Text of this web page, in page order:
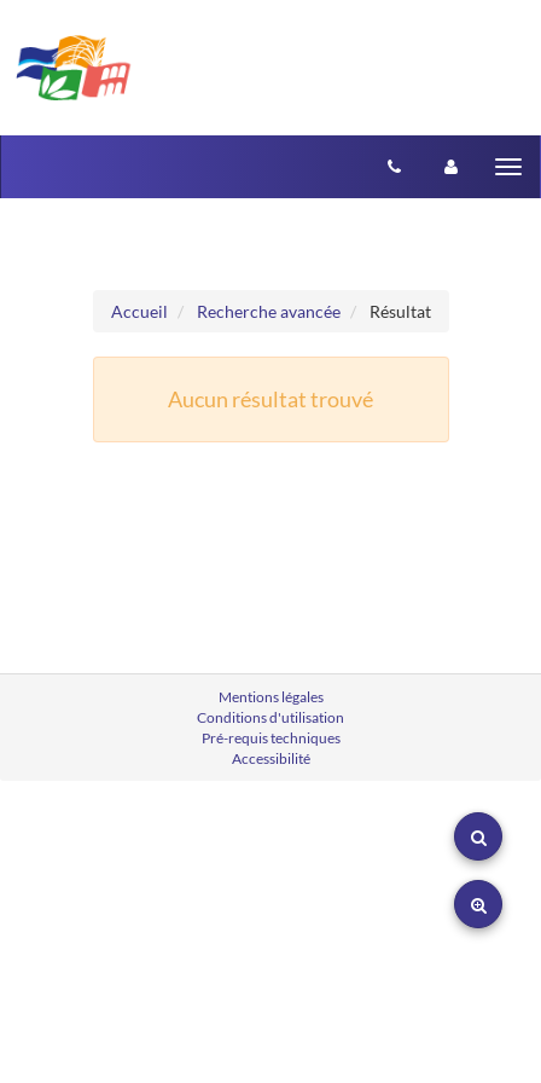
Accueil Recherche avancée Résultat
Aucun résultat trouvé
Mentions légales
Conditions d'utilisation
Pré-requis techniques
Accessibilité